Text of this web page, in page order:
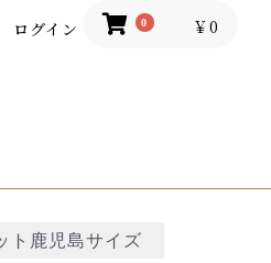
ログイン 0 ￥0
ト鹿児島サイズ